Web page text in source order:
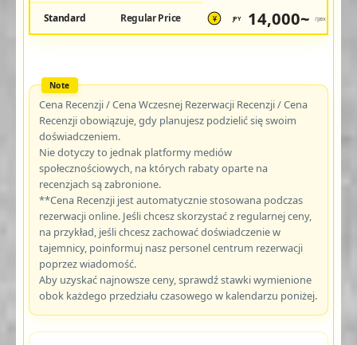
Standard Regular Price ¥ JPY 14,000~ /pax
Cena Recenzji / Cena Wczesnej Rezerwacji Recenzji / Cena
Recenzji obowiązuje, gdy planujesz podzielić się swoim
doświadczeniem.
Nie dotyczy to jednak platformy mediów
społecznościowych, na których rabaty oparte na
recenzjach są zabronione.
**Cena Recenzji jest automatycznie stosowana podczas
rezerwacji online. Jeśli chcesz skorzystać z regularnej ceny,
na przykład, jeśli chcesz zachować doświadczenie w
tajemnicy, poinformuj nasz personel centrum rezerwacji
poprzez wiadomość.
Aby uzyskać najnowsze ceny, sprawdź stawki wymienione
obok każdego przedziału czasowego w kalendarzu poniżej.